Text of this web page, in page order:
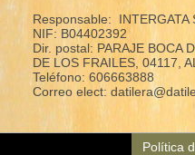
Responsable: INTERGATA
NIF: B04402392
Dir. postal: PARAJE BOCA
DE LOS FRAILES, 04117,
Teléfono: 606663888
Correo elect:
Política